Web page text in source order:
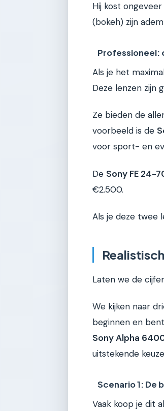
Hij kost
(bokeh) zijn
Professioneel:
Als je het
Deze lenzen zijn
Ze bieden de
voorbeeld is de
voor sport- en
De Sony FE 24-
€2.500.
Als je deze twee
Laten we de
We kijken naar
beginnen en
Sony Alpha
uitstekende
Scenario 1: De
Vaak koop je dit